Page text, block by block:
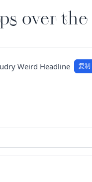
over the
Weird Headline 复制